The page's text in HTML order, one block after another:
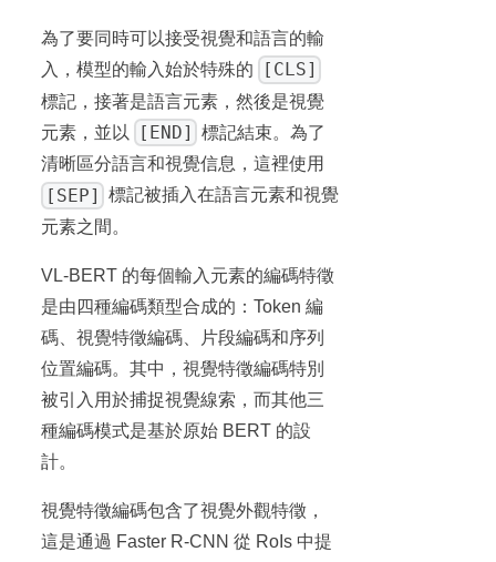
為了要同時可以接受視覺和語言的輸
入，模型的輸入始於特殊的
[CLS]
標記，接著是語言元素，然後是視覺
元素，並以
[END]
標記結束。為了
清晰區分語言和視覺信息，這裡使用
[SEP]
標記被插入在語言元素和視覺
元素之間。
VL-BERT 的每個輸入元素的編碼特徵
是由四種編碼類型合成的：Token 編
碼、視覺特徵編碼、片段編碼和序列
位置編碼。其中，視覺特徵編碼特別
被引入用於捕捉視覺線索，而其他三
種編碼模式是基於原始 BERT 的設
計。
視覺特徵編碼包含了視覺外觀特徵，
這是通過 Faster R-CNN 從 RoIs 中提